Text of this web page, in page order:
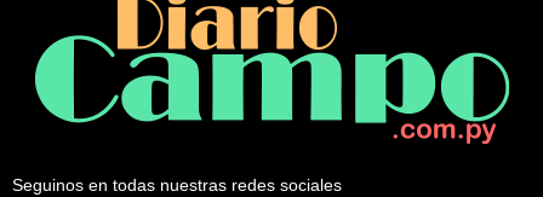
Seguinos en todas nuestras redes sociales